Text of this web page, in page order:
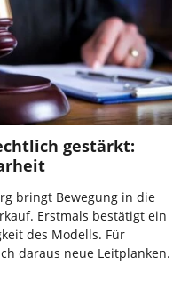
gestärkt:
bringt Bewegung in die
Erstmals bestätigt ein
des Modells. Für
daraus neue Leitplanken.